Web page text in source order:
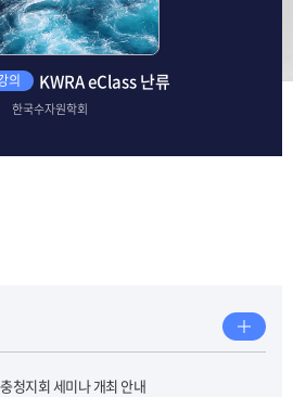
의 KWRA eClass 난류
한국수자원학회
청지회 세미나 개최 안내